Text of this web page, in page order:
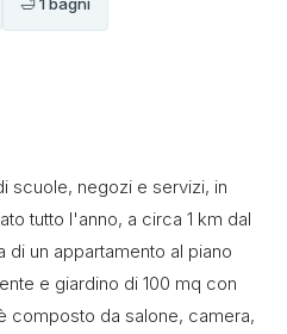
scuole, negozi e servizi, in
tutto l'anno, a circa 1 km dal
di un appartamento al piano
e giardino di 100 mq con
composto da salone, camera,